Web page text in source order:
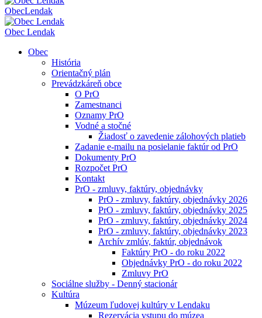
ObecLendak
Obec Lendak
Obec
História
Orientačný plán
Prevádzkáreň obce
O PrO
Zamestnanci
Oznamy PrO
Vodné a stočné
Žiadosť o zavedenie zálohových platieb
Zadanie e-mailu na posielanie faktúr od PrO
Dokumenty PrO
Rozpočet PrO
Kontakt
PrO - zmluvy, faktúry, objednávky
PrO - zmluvy, faktúry, objednávky 2026
PrO - zmluvy, faktúry, objednávky 2025
PrO - zmluvy, faktúry, objednávky 2024
PrO - zmluvy, faktúry, objednávky 2023
Archív zmlúv, faktúr, objednávok
Faktúry PrO - do roku 2022
Objednávky PrO - do roku 2022
Zmluvy PrO
Sociálne služby - Denný stacionár
Kultúra
Múzeum ľudovej kultúry v Lendaku
Rezervácia vstupu do múzea